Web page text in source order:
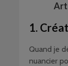
1.
Quand je
nuancier